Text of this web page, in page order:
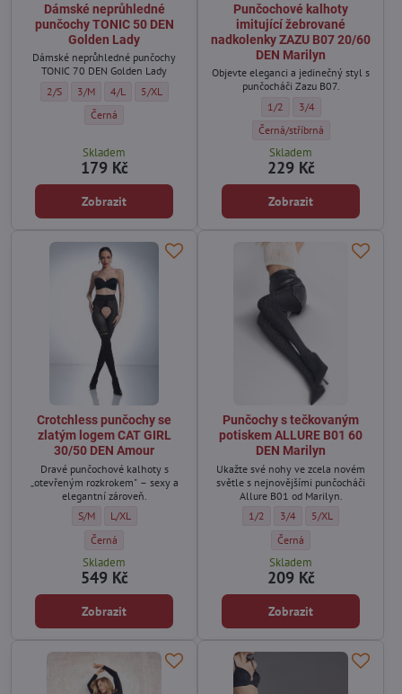
Dámské neprůhledné
punčochy TONIC 50 DEN
Golden Lady
Dámské neprůhledné punčochy
TONIC 70 DEN Golden Lady
Dámské neprůhledné punčochy TONIC 50 DEN Golden Lady - Velikost:
2/S Dámské neprůhledné punčochy TONIC 50 DEN Golden Lady - Velikost:
3/M Dámské neprůhledné punčochy TONIC 50 DEN Golden Lady -
4/L Dámské neprůhledné punčochy TONIC 50 DEN Golden
5/XL
Dámské neprůhledné punčochy TONIC 50 DEN Golden Lady - Barva:
Černá
Skladem
179 Kč
Zobrazit
Punčochové kalhoty
imitující žebrované
nadkolenky ZAZU B07 20/60
DEN Marilyn
Objevte eleganci a jedinečný styl s
punčocháči Zazu B07.
Punčochové kalhoty imitující
1/2 Punčochové kalhoty
3/4
Punčochové kalhoty imitující
Černá/stříbrná
Skladem
229 Kč
Zobrazit
Crotchless punčochy se
zlatým logem CAT GIRL
30/50 DEN Amour
Dravé punčochové kalhoty s
„otevřeným rozkrokem" – sexy a
elegantní zároveň.
Crotchless punčochy se zlatým logem CAT GIRL 30/50 DEN Amour -
S/M Crotchless punčochy se zlatým logem CAT GIRL 30/50 DEN
L/XL
Crotchless punčochy se zlatým logem CAT GIRL 30/50 DEN Amour -
Černá
Skladem
549 Kč
Zobrazit
Punčochy s tečkovaným
potiskem ALLURE B01 60
DEN Marilyn
Ukažte své nohy ve zcela novém
světle s nejnovějšími punčocháči
Allure B01 od Marilyn.
Punčochy s tečkovaným
1/2 Punčochy s tečkovaným
3/4 Punčochy s
5/XL
Punčochy s tečkovaným
Černá
Skladem
209 Kč
Zobrazit